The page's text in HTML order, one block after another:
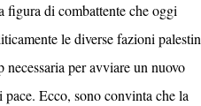
di combattente che oggi
le diverse fazioni
necessaria per avviare un nuovo
Ecco, sono convinta che la